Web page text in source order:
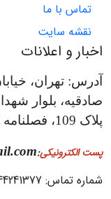
تماس با ما
نقشه سایت
اخبار و اعلانات
آدرس: تهران،
پلاک 109، فصلنامه کواترنری ایران
پست الکترونیکی:
شماره تماس: 02144241377